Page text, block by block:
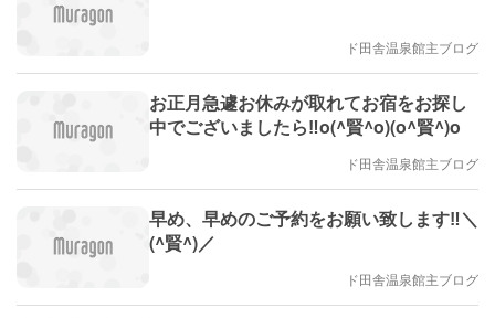
ド田舎温泉館主ブログ
お正月急遽お休みが取れてお宿をお探し
中でございましたら‼️o(^賢^o)(o^賢^)o
ド田舎温泉館主ブログ
早め、早めのご予約をお願い致します‼️＼
(^賢^)／
ド田舎温泉館主ブログ